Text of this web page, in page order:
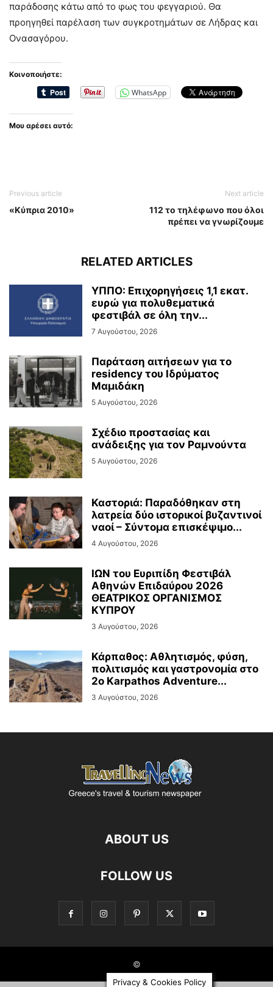
παράδοσης κάτω από το φως του φεγγαριού. Θα
προηγηθεί παρέλαση των συγκροτημάτων σε Λήδρας και
Ονασαγόρου.
Κοινοποιήστε:
WhatsApp
Μου αρέσει αυτό:
Previous article
«Κύπρια 2010»
Next article
112 το τηλέφωνο που όλοι
πρέπει να γνωρίζουμε
RELATED ARTICLES
ΥΠΠΟ: Επιχορηγήσεις 1,1 εκατ.
ευρώ για πολυθεματικά
φεστιβάλ σε όλη την...
7 Αυγούστου, 2026
Παράταση αιτήσεων για το
residency του Ιδρύματος
Μαμιδάκη
5 Αυγούστου, 2026
Σχέδιο προστασίας και
ανάδειξης για τον Ραμνούντα
5 Αυγούστου, 2026
Καστοριά: Παραδόθηκαν στη
λατρεία δύο ιστορικοί βυζαντινοί
ναοί – Σύντομα επισκέψιμο...
4 Αυγούστου, 2026
ΙΩΝ του Ευριπίδη Φεστιβάλ
Αθηνών Επιδαύρου 2026
ΘΕΑΤΡΙΚΟΣ ΟΡΓΑΝΙΣΜΟΣ
ΚΥΠΡΟΥ
3 Αυγούστου, 2026
Κάρπαθος: Αθλητισμός, φύση,
πολιτισμός και γαστρονομία στο
2ο Karpathos Adventure...
3 Αυγούστου, 2026
ABOUT US
FOLLOW US
©
Privacy & Cookies Policy